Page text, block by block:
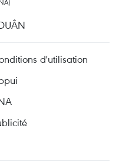
d'utilisation